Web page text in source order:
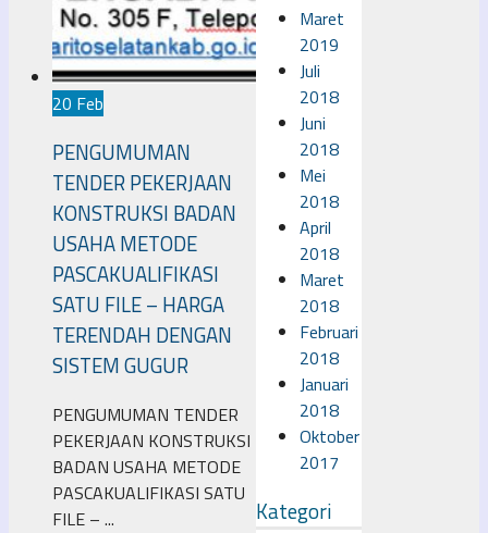
Maret
2019
Juli
2018
Juni
2018
Mei
2018
April
2018
Maret
2018
Februari
2018
Januari
2018
Oktober
2017
Kategori
20 Feb
PENGUMUMAN
TENDER PEKERJAAN
KONSTRUKSI BADAN
USAHA METODE
PASCAKUALIFIKASI
SATU FILE – HARGA
TERENDAH DENGAN
SISTEM GUGUR
PENGUMUMAN TENDER
PEKERJAAN KONSTRUKSI
BADAN USAHA METODE
PASCAKUALIFIKASI SATU
FILE – ...